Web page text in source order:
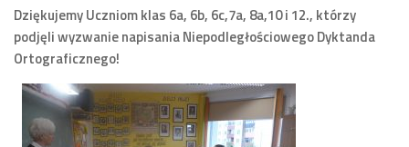
Dziękujemy Uczniom klas 6a, 6b, 6c,7a, 8a,10 i 12., którzy
podjęli wyzwanie napisania Niepodległościowego Dyktanda
Ortograficznego!